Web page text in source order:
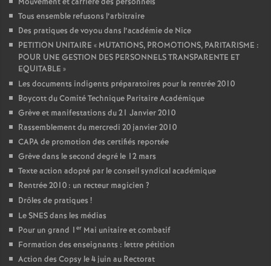
Tous ensemble refusons l’arbitraire
Des pratiques de voyou dans l’académie de Nice
PETITION UNITAIRE « MUTATIONS, PROMOTIONS, PARITARISME :
POUR UNE GESTION DES PERSONNELS TRANSPARENTE ET
EQUITABLE »
Les documents indigents préparatoires pour la rentrée 2010
Boycott du Comité Technique Paritaire Académique
Grève et manifestations du 21 Janvier 2010
Rassemblement du mercredi 20 janvier 2010
CAPA de promotion des certifiés reportée
Grève dans le second degré le 12 mars
Texte action adopté par le conseil syndical académique
Rentrée 2010 : un recteur magicien ?
Drôles de pratiques !
Le SNES dans les médias
Pour un grand 1 er Mai unitaire et combatif
Formation des enseignants : lettre pétition
Action des Copsy le 4 juin au Rectorat